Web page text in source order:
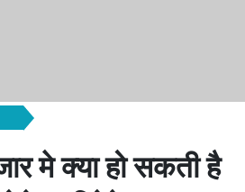
मे क्या हो सकती है